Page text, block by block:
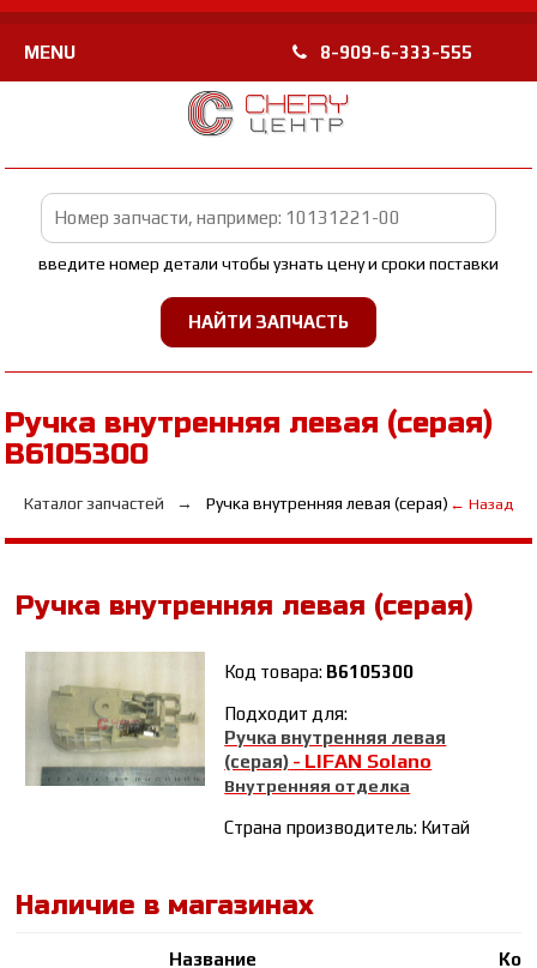
MENU 8-909-6-333-555
введите номер детали чтобы узнать цену и сроки поставки
Ручка внутренняя левая (серая)
B6105300
Каталог запчастей Ручка внутренняя левая (серая) ← Назад
Ручка внутренняя левая (серая)
Код товара: B6105300
Подходит для:
Ручка внутренняя левая
(серая) - LIFAN Solano
Внутренняя отделка
Страна производитель: Китай
Наличие в магазинах
Название